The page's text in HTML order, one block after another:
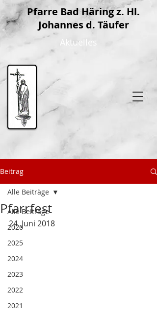
Pfarre Bad Häring z. Hl.
Johannes d. Täufer
Aktuelles
Beitrag
Alle Beiträge
2026
2025
2024
2023
2022
2021
Alle Beiträge
Pfarrfest
24. Juni 2018